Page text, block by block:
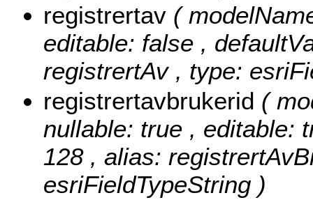
registrertav (
editable: false ,
registrertAv , type:
registrertavbrukerid (
nullable: true , editable:
128 , alias:
esriFieldTypeString )